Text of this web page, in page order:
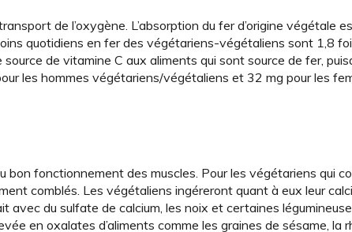
de l’oxygène. L’absorption du fer d’origine végétale
quotidiens en fer des végétariens-­végétaliens sont 1,8
de vitamine C aux aliments qui sont source de fer,
les hommes végétariens/végétaliens et 32 mg pour les
fonctionnement des muscles. Pour les végétariens qui
comblés. Les végétaliens ingéreront quant à eux leur
du sulfate de calcium, les noix et certaines
en oxalates d’aliments comme les graines de sésame, la